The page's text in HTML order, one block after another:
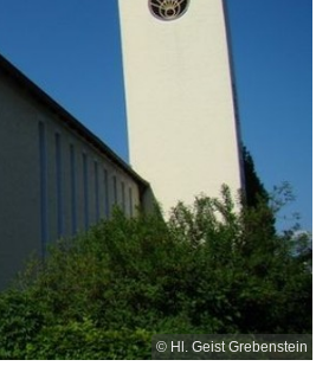
© Hl. Geist Grebenstein